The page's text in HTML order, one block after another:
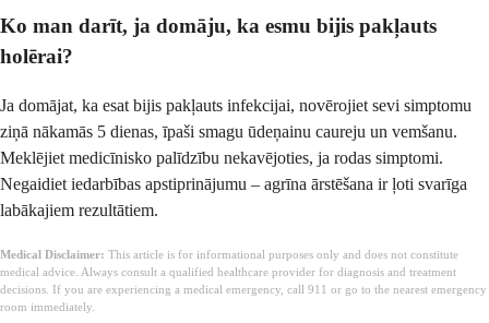
Ko man darīt, ja domāju, ka esmu bijis pakļauts
holērai?
Ja domājat, ka esat bijis pakļauts infekcijai, novērojiet sevi simptomu
ziņā nākamās 5 dienas, īpaši smagu ūdeņainu caureju un vemšanu.
Meklējiet medicīnisko palīdzību nekavējoties, ja rodas simptomi.
Negaidiet iedarbības apstiprinājumu – agrīna ārstēšana ir ļoti svarīga
labākajiem rezultātiem.
Medical Disclaimer: This article is for informational purposes only and does not constitute
medical advice. Always consult a qualified healthcare provider for diagnosis and treatment
decisions. If you are experiencing a medical emergency, call 911 or go to the nearest emergency
room immediately.